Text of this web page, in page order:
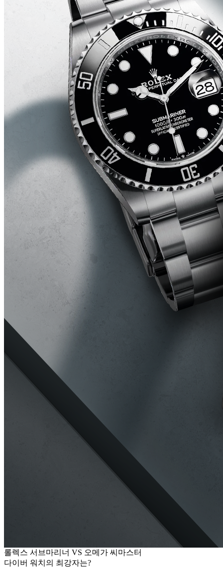
롤렉스 서브마리너 VS 오메가 씨마스터
다이버 워치의 최강자는?